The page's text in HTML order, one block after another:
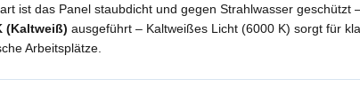
ist das Panel staubdicht und gegen Strahlwasser
(Kaltweiß) ausgeführt – Kaltweißes Licht (6000 K) sorgt für
Arbeitsplätze.